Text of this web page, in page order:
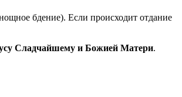
бдение). Если происходит отдание
Сладчайшему и Божией Матери.